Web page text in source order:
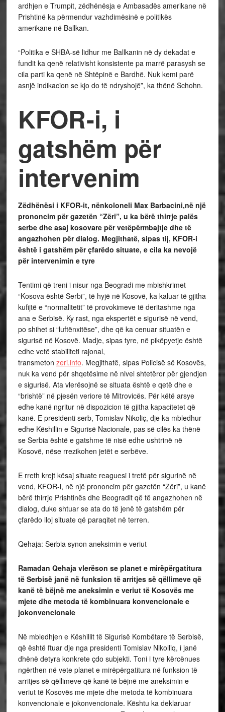
ardhjen e Trumpit, zëdhënësja e Ambasadës amerikane në
Prishtinë ka përmendur vazhdimësinë e politikës
amerikane në Ballkan.
“Politika e SHBA-së lidhur me Ballkanin në dy dekadat e
fundit ka qenë relativisht konsistente pa marrë parasysh se
cila parti ka qenë në Shtëpinë e Bardhë. Nuk kemi parë
asnjë indikacion se kjo do të ndryshojë”, ka thënë Schohn.
KFOR-i, i
gatshëm për
intervenim
Zëdhënësi i KFOR-it, nënkoloneli Max Barbacini,në një
prononcim për gazetën “Zëri”, u ka bërë thirrje palës
serbe dhe asaj kosovare për vetëpërmbajtje dhe të
angazhohen për dialog. Megjithatë, sipas tij, KFOR-i
është i gatshëm për çfarëdo situate, e cila ka nevojë
për intervenimin e tyre
Tentimi që treni i nisur nga Beogradi me mbishkrimet
“Kosova është Serbi”, të hyjë në Kosovë, ka kaluar të gjitha
kufijtë e “normalitetit” të provokimeve të deritashme nga
ana e Serbisë. Ky rast, nga ekspertët e sigurisë në vend,
po shihet si “luftënxitëse”, dhe që ka cenuar situatën e
sigurisë në Kosovë. Madje, sipas tyre, në pikëpyetje është
edhe vetë stabiliteti rajonal,
transmeton zeri.info. Megjithatë, sipas Policisë së Kosovës,
nuk ka vend për shqetësime në nivel shtetëror për gjendjen
e sigurisë. Ata vlerësojnë se situata është e qetë dhe e
“brishtë” në pjesën veriore të Mitrovicës. Për këtë arsye
edhe kanë ngritur në dispozicion të gjitha kapacitetet që
kanë. E presidenti serb, Tomislav Nikoliç, dje ka mbledhur
edhe Këshillin e Sigurisë Nacionale, pas së cilës ka thënë
se Serbia është e gatshme të nisë edhe ushtrinë në
Kosovë, nëse rrezikohen jetët e serbëve.
E rreth krejt kësaj situate reaguesi i tretë për sigurinë në
vend, KFOR-i, në një prononcim për gazetën “Zëri”, u kanë
bërë thirrje Prishtinës dhe Beogradit që të angazhohen në
dialog, duke shtuar se ata do të jenë të gatshëm për
çfarëdo lloj situate që paraqitet në terren.
Qehaja: Serbia synon aneksimin e veriut
Ramadan Qehaja vlerëson se planet e mirëpërgatitura
të Serbisë janë në funksion të arritjes së qëllimeve që
kanë të bëjnë me aneksimin e veriut të Kosovës me
mjete dhe metoda të kombinuara konvencionale e
jokonvencionale
Në mbledhjen e Këshillit të Sigurisë Kombëtare të Serbisë,
që është ftuar dje nga presidenti Tomislav Nikolliq, i janë
dhënë detyra konkrete çdo subjekti. Toni i tyre kërcënues
ngërthen në vete planet e mirëpërgatitura në funksion të
arritjes së qëllimeve që kanë të bëjnë me aneksimin e
veriut të Kosovës me mjete dhe metoda të kombinuara
konvencionale e jokonvencionale. Kështu ka deklaruar